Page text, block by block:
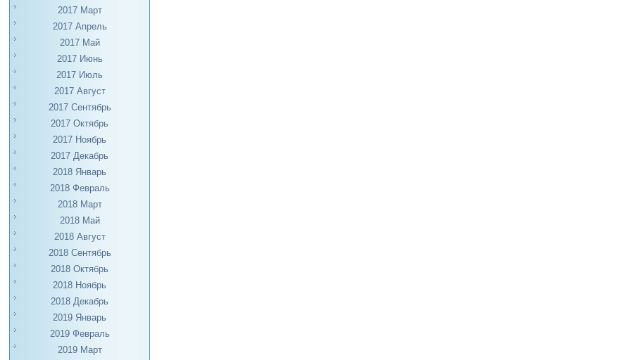
2017 Март
2017 Апрель
2017 Май
2017 Июнь
2017 Июль
2017 Август
2017 Сентябрь
2017 Октябрь
2017 Ноябрь
2017 Декабрь
2018 Январь
2018 Февраль
2018 Март
2018 Май
2018 Август
2018 Сентябрь
2018 Октябрь
2018 Ноябрь
2018 Декабрь
2019 Январь
2019 Февраль
2019 Март